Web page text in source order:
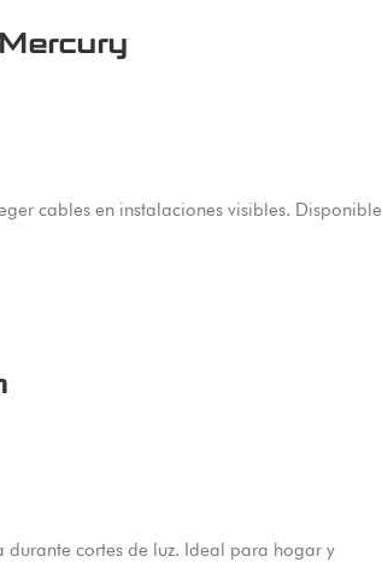
cables en instalaciones visibles. Disponible
cortes de luz. Ideal para hogar y